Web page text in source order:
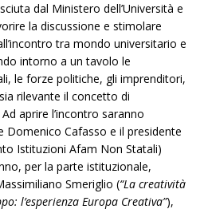
dal Ministero dell’Università e
la discussione e stimolare
tra mondo universitario e
intorno a un tavolo le
le forze politiche, gli imprenditori,
rilevante il concetto di
aprire l’incontro saranno
Domenico Cafasso e il presidente
Istituzioni Afam Non Statali)
per la parte istituzionale,
Smeriglio (“La creatività
l’esperienza Europa Creativa”),